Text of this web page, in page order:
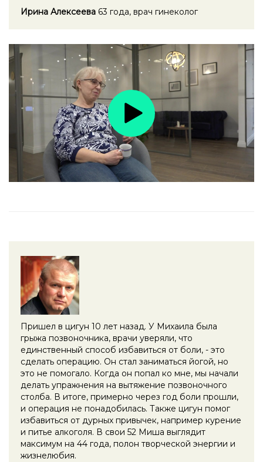
Ирина Алексеева 63 года, врач гинеколог
Пришел в цигун 10 лет назад. У Михаила была
грыжа позвоночника, врачи уверяли, что
единственный способ избавиться от боли, - это
сделать операцию. Он стал заниматься йогой, но
это не помогало. Когда он попал ко мне, мы начали
делать упражнения на вытяжение позвоночного
столба. В итоге, примерно через год боли прошли,
и операция не понадобилась. Также цигун помог
избавиться от дурных привычек, например курение
и питье алкоголя. В свои 52 Миша выглядит
максимум на 44 года, полон творческой энергии и
жизнелюбия.